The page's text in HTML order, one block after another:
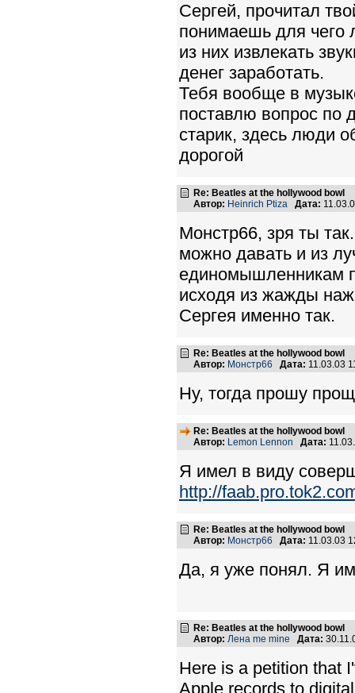
Сергей, прочитал
понимаешь для чего
из них извлекать
денег заработать.
Тебя вообще в
поставлю вопрос по
старик, здесь люди
дорогой
Re: Beatles at the hollywood bowl
Автор: Heinrich Ptiza Дата:
Монстр66, зря ты
можно давать и из
единомышленникам
исходя из жажды
Сергея именно так.
Re: Beatles at the hollywood bowl
Автор: Монстр66 Дата: 11.03.03
Ну, тогда прошу
Re: Beatles at the hollywood bowl
Автор: Lemon Lennon Дата:
Я имел в виду
http://
Re: Beatles at the hollywood bowl
Автор: Монстр66 Дата: 11.03.03
Да, я уже понял. Я
Re: Beatles at the hollywood bowl
Автор: Лена me mine Дата:
Here is a petition that
Apple records to